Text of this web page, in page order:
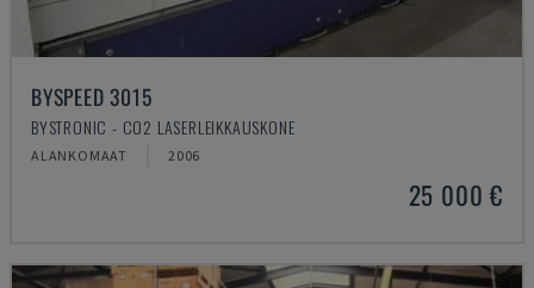
BYSPEED 3015
BYSTRONIC - CO2 LASERLEIKKAUSKONE
ALANKOMAAT 2006
25 000 €